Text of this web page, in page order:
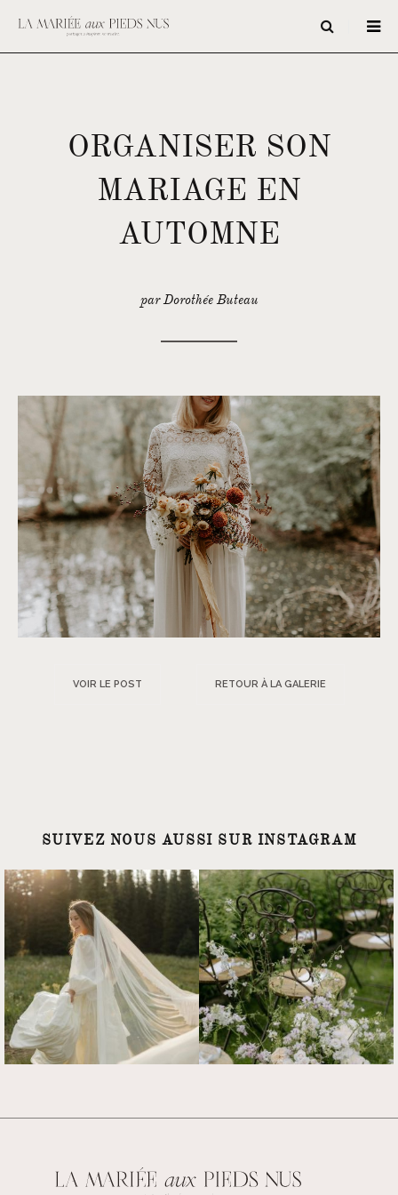
ORGANISER SON
MARIAGE EN
AUTOMNE
par Dorothée Buteau
VOIR LE POST RETOUR À LA GALERIE
SUIVEZ NOUS AUSSI SUR INSTAGRAM